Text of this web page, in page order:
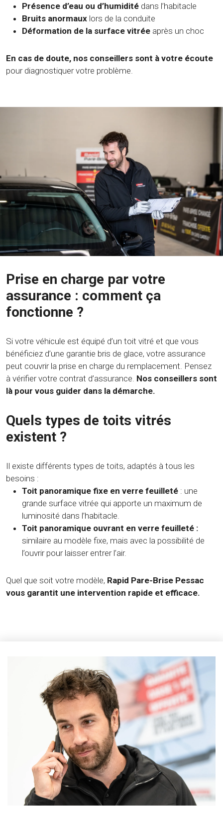
Présence d’eau ou d’humidité dans l’habitacle
Bruits anormaux lors de la conduite
Déformation de la surface vitrée après un choc
En cas de doute, nos conseillers sont à votre écoute
pour diagnostiquer votre problème.
Prise en charge par votre
assurance : comment ça
fonctionne ?
Si votre véhicule est équipé d’un toit vitré et que vous
bénéficiez d’une garantie bris de glace, votre assurance
peut couvrir la prise en charge du remplacement. Pensez
à vérifier votre contrat d’assurance. Nos conseillers sont
là pour vous guider dans la démarche.
Quels types de toits vitrés
existent ?
Il existe différents types de toits, adaptés à tous les
besoins :
Toit panoramique fixe en verre feuilleté : une
grande surface vitrée qui apporte un maximum de
luminosité dans l’habitacle.
Toit panoramique ouvrant en verre feuilleté :
similaire au modèle fixe, mais avec la possibilité de
l’ouvrir pour laisser entrer l’air.
Quel que soit votre modèle, Rapid Pare-Brise Pessac
vous garantit une intervention rapide et efficace.